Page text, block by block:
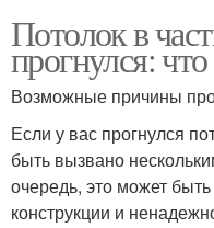
Потолок в
прогнулся:
Возможные причины
Если у вас прогнулся
быть вызвано
очередь, это может
конструкции и